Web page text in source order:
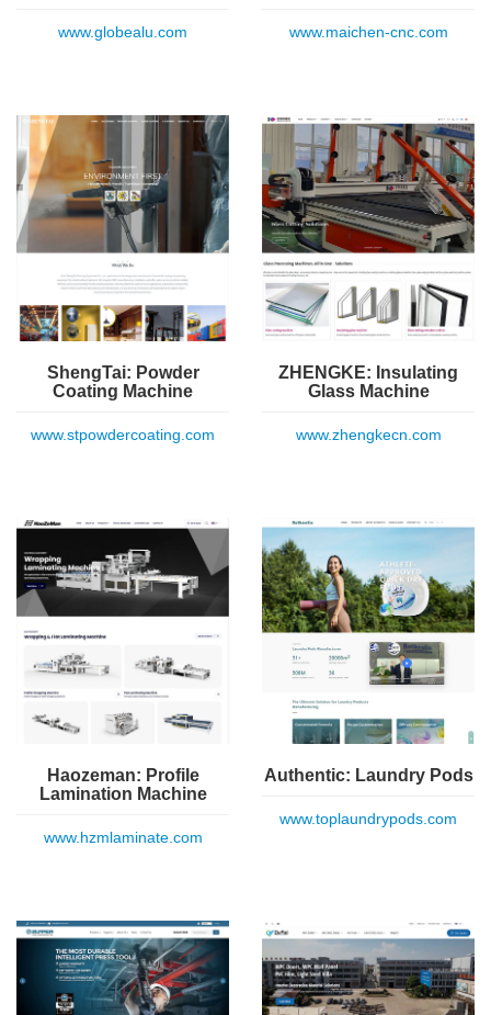
www.globealu.com www.maichen-cnc.com
ShengTai: Powder
Coating Machine
www.stpowdercoating.com
ZHENGKE: Insulating
Glass Machine
www.zhengkecn.com
Haozeman: Profile
Lamination Machine
www.hzmlaminate.com
Authentic: Laundry Pods
www.toplaundrypods.com